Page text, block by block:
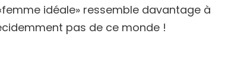
idéale» ressemble davantage à
pas de ce monde !